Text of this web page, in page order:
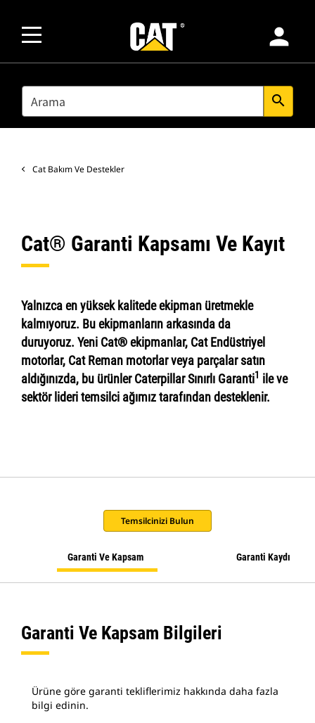
person
SEARCH search
Cat Bakım Ve Destekler
Cat® Garanti Kapsamı Ve Kayıt
Yalnızca en yüksek kalitede ekipman üretmekle
kalmıyoruz. Bu ekipmanların arkasında da
duruyoruz. Yeni Cat® ekipmanlar, Cat Endüstriyel
motorlar, Cat Reman motorlar veya parçalar satın
aldığınızda, bu ürünler Caterpillar Sınırlı Garanti1 ile ve
sektör lideri temsilci ağımız tarafından desteklenir.
Temsilcinizi Bulun
Garanti Ve Kapsam Garanti Kaydı
Garanti Ve Kapsam Bilgileri
Ürüne göre garanti tekliflerimiz hakkında daha fazla
bilgi edinin.